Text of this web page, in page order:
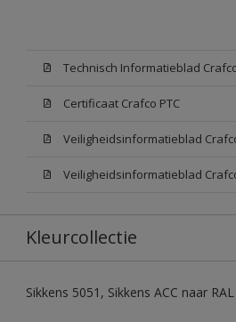
Technisch Informatieblad Crafco
Certificaat Crafco PTC
Kleurcollectie
Sikkens 5051, Sikkens ACC naar RAL